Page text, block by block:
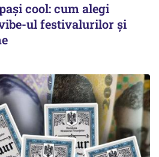
cool: cum alegi
ul festivalurilor și